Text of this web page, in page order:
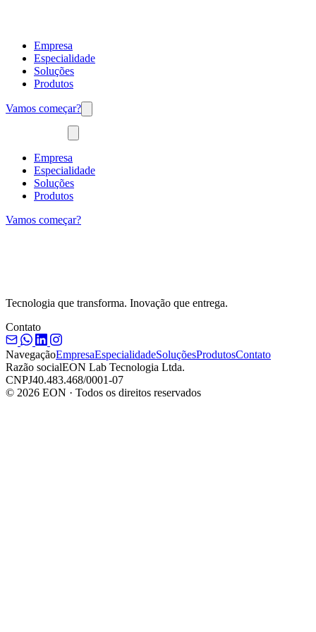
Empresa
Especialidade
Soluções
Produtos
Vamos começar?
Empresa
Especialidade
Soluções
Produtos
Vamos começar?
Tecnologia que transforma. Inovação que entrega.
Contato
NavegaçãoEmpresaEspecialidadeSoluçõesProdutosContato
Razão socialEON Lab Tecnologia Ltda.
CNPJ40.483.468/0001-07
© 2026 EON · Todos os direitos reservados